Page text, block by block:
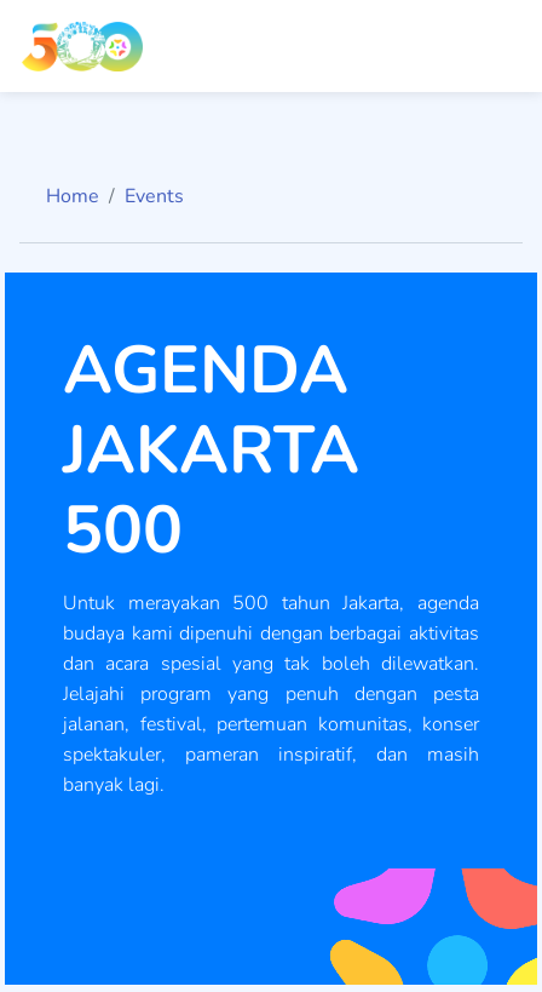
Home Events
AGENDA
JAKARTA
500
Untuk merayakan 500 tahun Jakarta, agenda
budaya kami dipenuhi dengan berbagai aktivitas
dan acara spesial yang tak boleh dilewatkan.
Jelajahi program yang penuh dengan pesta
jalanan, festival, pertemuan komunitas, konser
spektakuler, pameran inspiratif, dan masih
banyak lagi.